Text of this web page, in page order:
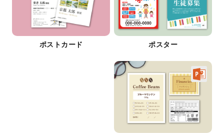
ポストカード ポスター